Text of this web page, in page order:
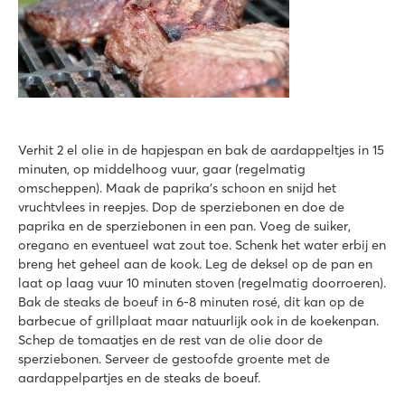
Verhit 2 el olie in de hapjespan en bak de aardappeltjes in 15
minuten, op middelhoog vuur, gaar (regelmatig
omscheppen). Maak de paprika’s schoon en snijd het
vruchtvlees in reepjes. Dop de sperziebonen en doe de
paprika en de sperziebonen in een pan. Voeg de suiker,
oregano en eventueel wat zout toe. Schenk het water erbij en
breng het geheel aan de kook. Leg de deksel op de pan en
laat op laag vuur 10 minuten stoven (regelmatig doorroeren).
Bak de steaks de boeuf in 6-8 minuten rosé, dit kan op de
barbecue of grillplaat maar natuurlijk ook in de koekenpan.
Schep de tomaatjes en de rest van de olie door de
sperziebonen. Serveer de gestoofde groente met de
aardappelpartjes en de steaks de boeuf.